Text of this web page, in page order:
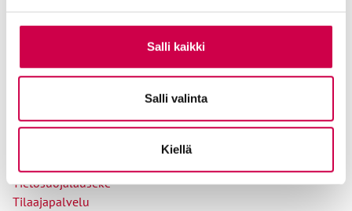
Salli kaikki
Salli valinta
Kiellä
PL 48, 08101 LOHJA
Kansan Raamattuseuran Säätiö sr
Sana-lehden kampanjat
Tietosuojalauseke
Tilaajapalvelu